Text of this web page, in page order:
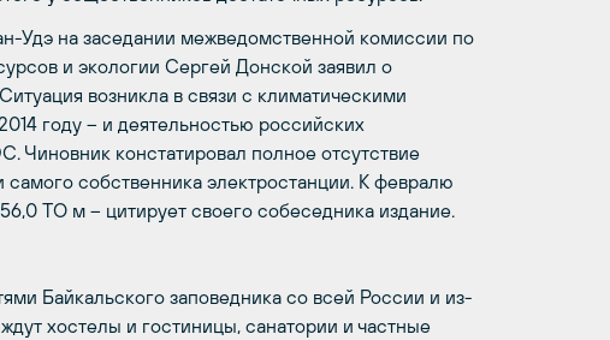
Удэ на заседании межведомственной комиссии по
и экологии Сергей Донской заявил о
возникла в связи с климатическими
году – и деятельностью российских
Чиновник констатировал полное отсутствие
самого собственника электростанции. К февралю
ТО м – цитирует своего собеседника издание.
Байкальского заповедника со всей России и из-
хостелы и гостиницы, санатории и частные